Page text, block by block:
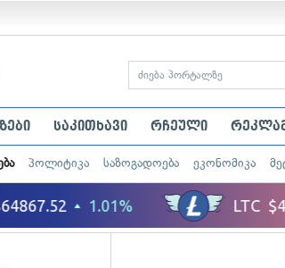
საკითხავი რჩეული
პოლიტიკა საზოგადოება ეკონომიკა